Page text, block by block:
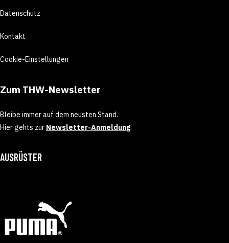
Datenschutz
Kontakt
Cookie-Einstellungen
Zum THW-Newsletter
Bleibe immer auf dem neusten Stand.
Hier gehts zur Newsletter-Anmeldung.
AUSRÜSTER